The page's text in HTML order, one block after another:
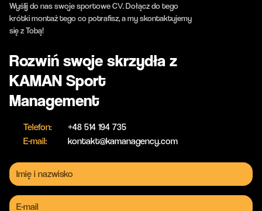
Wyślij do nas swoje sportowe CV. Dołącz do tego
krótki montaż tego co potrafisz, a my skontaktujemy
się z Tobą!
Rozwiń swoje skrzydła z
KAMAN Sport
Management
Telefon:
+48 514 194 735
E-mail:
kontakt@kamanagency.com